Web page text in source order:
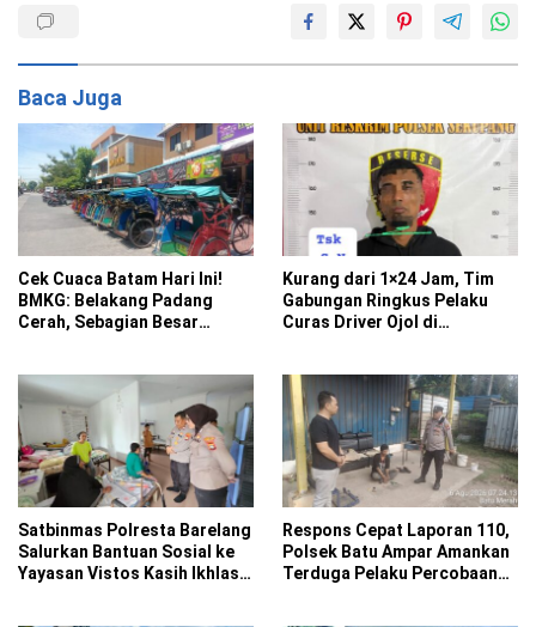
Baca Juga
Cek Cuaca Batam Hari Ini!
BMKG: Belakang Padang
Cerah, Sebagian Besar
Kurang dari 1×24 Jam, Tim
Gabungan Ringkus Pelaku
Curas Driver Ojol di
Satbinmas Polresta Barelang
Salurkan Bantuan Sosial ke
Yayasan Vistos Kasih Ikhlas
Respons Cepat Laporan 110,
Polsek Batu Ampar Amankan
Terduga Pelaku Percobaan